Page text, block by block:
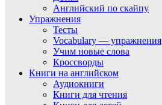
Английский по скайпу
Упражнения
Тесты
Vocabulary — упражнения
Учим новые слова
Кроссворды
Книги на английском
Аудиокниги
Книги для чтения